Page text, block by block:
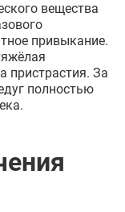
вещества
привыкание.
пристрастия. За
полностью